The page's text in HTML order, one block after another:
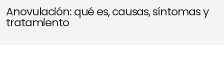
Anovulación: qué es, causas, síntomas y
tratamiento